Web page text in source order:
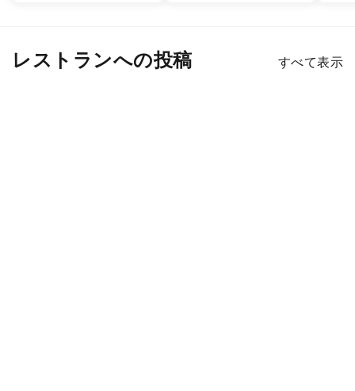
レストランへの投稿 すべて表示